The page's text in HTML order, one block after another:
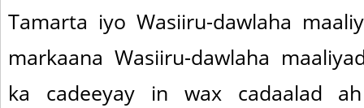
Tamarta iyo Wasiiru-dawlaha
markaana Wasiiru-dawlaha
ka cadeeyay in wax cadaalad